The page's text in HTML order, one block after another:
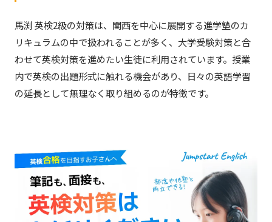
馬渕 英検2級の対策は、関西を中心に展開する進学塾のカ
リキュラムの中で扱われることが多く、大学受験対策と合
わせて英検対策を進めたい生徒に利用されています。授業
内で英検の出題形式に触れる機会があり、日々の英語学習
の延長として無理なく取り組めるのが特徴です。